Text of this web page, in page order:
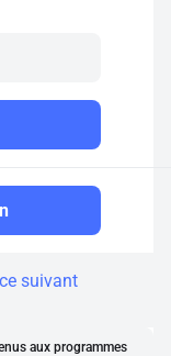
suivant
aux programmes